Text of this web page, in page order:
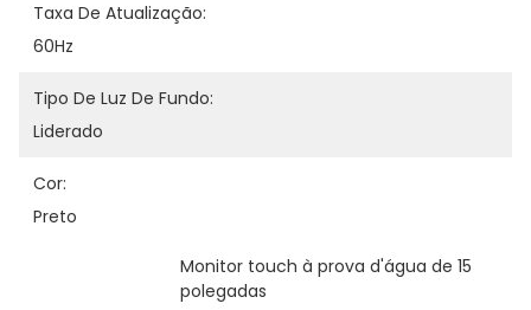
Taxa De Atualização:
60Hz
Tipo De Luz De Fundo:
Liderado
Cor:
Preto
Monitor touch à prova d'água de 15
polegadas